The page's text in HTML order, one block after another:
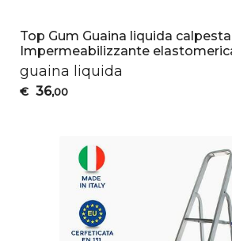
Top Gum Guaina liquida
Impermeabilizzante
guaina liquida
€ 36,00